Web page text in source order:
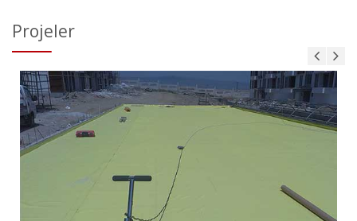
Projeler
AYD Yapı
Teras Yalıtımı (Muttalip)